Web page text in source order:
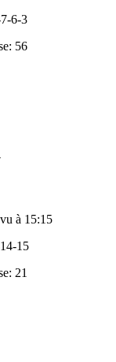
6-3
56
à 15:15
15
21